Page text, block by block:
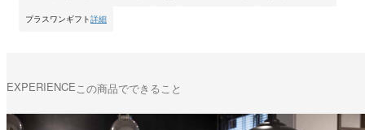
プラスワンギフト詳細
EXPERIENCE この商品でできること